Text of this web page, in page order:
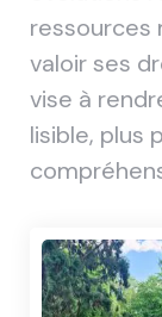
ressources
valoir ses
vise à
lisible, plus